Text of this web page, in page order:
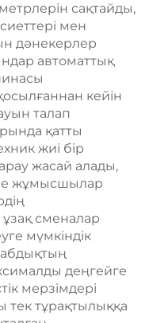
сақтайды,
мен
дәнекерлер
автоматтық
кейін
талап
қатты
жиі бір
жасай алады,
жұмысшылар
сменалар
мүмкіндік
деңгейге
мерзімдері
тек тұрақтылыққа